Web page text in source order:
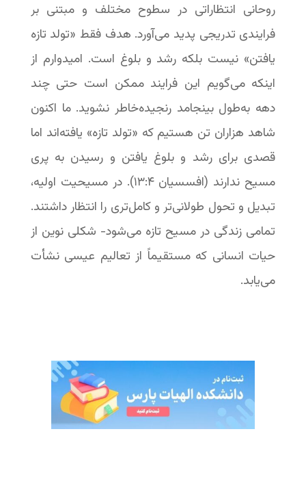
روحانی انتظاراتی در سطوح مختلف و مبتنی بر
فرایندی تدریجی پدید می‌آورد. هدف فقط «تولد تازه
یافتن» نیست بلکه رشد و بلوغ است. امیدوارم از
اینکه می‌گویم این فرایند ممکن است حتی چند
دهه به‌طول بینجامد رنجیده‌خاطر نشوید. ما اکنون
شاهد هزاران تن هستیم که «تولد تازه» یافته‌اند اما
قصدی برای رشد و بلوغ یافتن و رسیدن به پری
مسیح ندارند (افسسیان ۴:‏۱۳). در مسیحیت اولیه،
تبدیل و تحول طولانی‌تر و کامل‌تری را انتظار داشتند.
تمامی زندگی در مسیح تازه می‌شود- شکلی نوین از
حیات انسانی که مستقیماً از تعالیم عیسی نشأت
می‌یابد.